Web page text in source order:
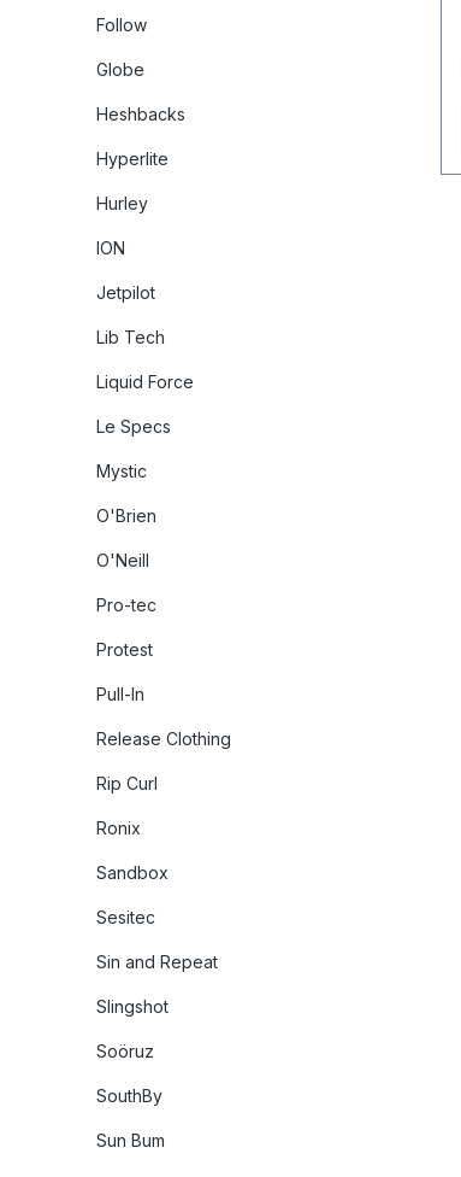
Follow
Globe
Heshbacks
Hyperlite
Hurley
ION
Jetpilot
Lib Tech
Liquid Force
Le Specs
Mystic
O'Brien
O'Neill
Pro-tec
Protest
Pull-In
Release Clothing
Rip Curl
Ronix
Sandbox
Sesitec
Sin and Repeat
Slingshot
Soöruz
SouthBy
Sun Bum